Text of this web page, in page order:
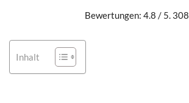
Bewertungen: 4.8 / 5. 308
Inhalt